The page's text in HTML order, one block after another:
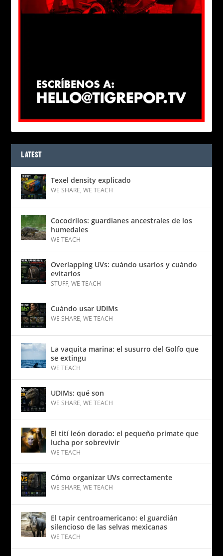
LATEST
Texel density explicado
WE SHARE,WE TEACH
Cocodrilos: guardianes ancestrales de los
humedales
WE TEACH
Overlapping UVs: cuándo usarlos y cuándo
evitarlos
STUFF,WE TEACH
Cuándo usar UDIMs
WE SHARE,WE TEACH
La vaquita marina: el susurro del Golfo que
se extingu
WE TEACH
UDIMs: qué son
WE SHARE,WE TEACH
El tití león dorado: el pequeño primate que
lucha por sobrevivir
WE TEACH
Cómo organizar UVs correctamente
WE SHARE,WE TEACH
El tapir centroamericano: el guardián
silencioso de las selvas mexicanas
WE TEACH